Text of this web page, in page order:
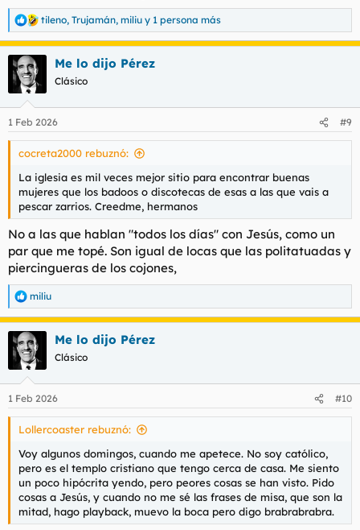
R
e
a
c
c
e
s
tileno, Trujamán, miliu y 1 persona más
Me lo dijo Pérez
Clásico
1 Feb 2026 #9
cocreta2000 rebuznó:
La iglesia es mil veces mejor sitio para encontrar buenas
mujeres que los badoos o discotecas de esas a las que vais a
pescar zarrios. Creedme, hermanos
No a las que hablan "todos los días" con Jesús, como un
par que me topé. Son igual de locas que las politatuadas y
piercingueras de los cojones,
R
e
a
c
c
e
s
miliu
Me lo dijo Pérez
Clásico
1 Feb 2026 #10
Lollercoaster rebuznó:
Voy algunos domingos, cuando me apetece. No soy católico,
pero es el templo cristiano que tengo cerca de casa. Me siento
un poco hipócrita yendo, pero peores cosas se han visto. Pido
cosas a Jesús, y cuando no me sé las frases de misa, que son la
mitad, hago playback, muevo la boca pero digo brabrabrabra.